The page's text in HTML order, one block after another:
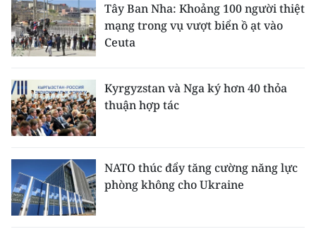
Trung du và miền núi phía Bắc
Đồng bằng sông Hồng
Bắc Trung Bộ
Duyên hải Nam Trung Bộ và Tây
Nguyên
Đông Nam Bộ
Đồng bằng sông Cửu Long
Tây Ban Nha: Khoảng 100 người thiệt
mạng trong vụ vượt biển ồ ạt vào
Ceuta
Kyrgyzstan và Nga ký hơn 40 thỏa
thuận hợp tác
NATO thúc đẩy tăng cường năng lực
phòng không cho Ukraine